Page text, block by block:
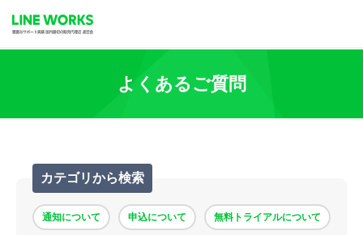
よくあるご質問
カテゴリから検索
通知について 申込について 無料トライアルについて